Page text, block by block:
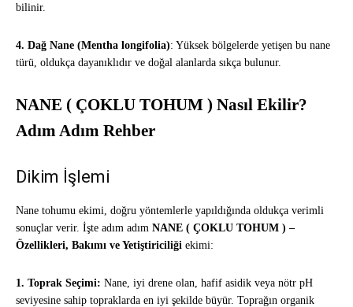
bilinir.
4. Dağ Nane (Mentha longifolia): Yüksek bölgelerde yetişen bu nane
türü, oldukça dayanıklıdır ve doğal alanlarda sıkça bulunur.
NANE ( ÇOKLU TOHUM ) Nasıl Ekilir?
Adım Adım Rehber
Dikim İşlemi
Nane tohumu ekimi, doğru yöntemlerle yapıldığında oldukça verimli
sonuçlar verir. İşte adım adım NANE ( ÇOKLU TOHUM ) –
Özellikleri, Bakımı ve Yetiştiriciliği ekimi:
1. Toprak Seçimi: Nane, iyi drene olan, hafif asidik veya nötr pH
seviyesine sahip topraklarda en iyi şekilde büyür. Toprağın organik